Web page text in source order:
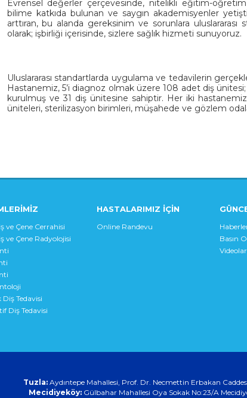
Evrensel değerler çerçevesinde, nitelikli eğitim-
bilime katkıda bulunan ve saygın akademisyenler
arttıran, bu alanda gereksinim ve sorunlara
olarak; işbirliği içerisinde, sizlere sağlık hizmeti sunuyoruz.
Uluslararası standartlarda uygulama ve tedavilerin
Hastanemiz, 5’i diagnoz olmak üzere 108 adet diş
kurulmuş ve 31 diş ünitesine sahiptir. Her iki
üniteleri, sterilizasyon birimleri, müşahede ve gözlem
ve Çene Cerrahisi
ve Çene Radyolojisi
Tedavisi
Diş Tedavisi
HASTALARIMIZ İÇİN
Online Randevu
Basın
Videolar
Tuzla: Aydıntepe Mahallesi, Prof. Dr. Necmettin Erbakan
Mecidiyeköy:Gülbahar Mahallesi Oya Sokak No:23/A